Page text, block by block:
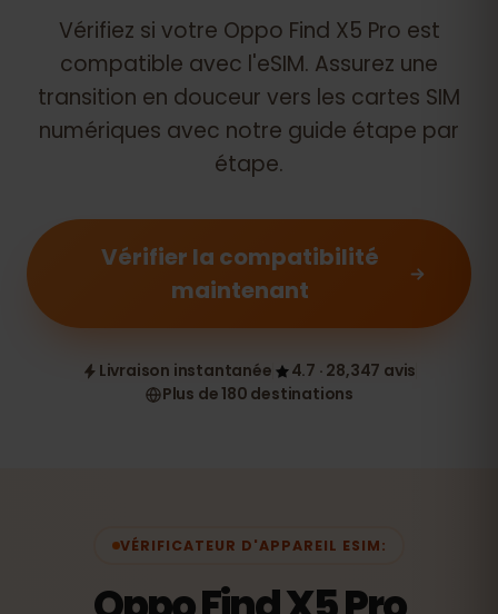
Vérifiez si votre Oppo Find X5 Pro est
compatible avec l'eSIM. Assurez une
transition en douceur vers les cartes SIM
numériques avec notre guide étape par
étape.
Vérifier la compatibilité
maintenant
Livraison instantanée
4.7 · 28,347 avis
Plus de 180 destinations
VÉRIFICATEUR D'APPAREIL ESIM: